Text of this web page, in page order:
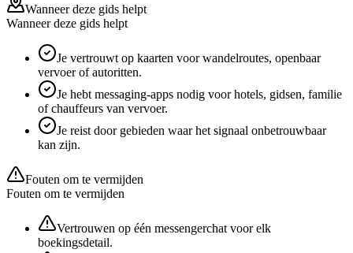
Wanneer deze gids helpt
Wanneer deze gids helpt
Je vertrouwt op kaarten voor wandelroutes, openbaar
vervoer of autoritten.
Je hebt messaging-apps nodig voor hotels, gidsen, familie
of chauffeurs van vervoer.
Je reist door gebieden waar het signaal onbetrouwbaar
kan zijn.
Fouten om te vermijden
Fouten om te vermijden
Vertrouwen op één messengerchat voor elk
boekingsdetail.